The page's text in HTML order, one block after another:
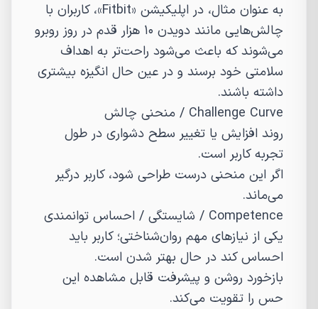
به عنوان مثال، در اپلیکیشن «Fitbit»، کاربران با
چالش‌هایی مانند دویدن ۱۰ هزار قدم در روز روبرو
می‌شوند که باعث می‌شود راحت‌تر به اهداف
سلامتی خود برسند و در عین حال انگیزه بیشتری
داشته باشند.
Challenge Curve
/ منحنی چالش
روند افزایش یا تغییر سطح دشواری در طول
تجربه کاربر است.
اگر این منحنی درست طراحی شود، کاربر درگیر
می‌ماند.
Competence
/ شایستگی / احساس توانمندی
یکی از نیازهای مهم روان‌شناختی؛ کاربر باید
احساس کند در حال بهتر شدن است.
بازخورد روشن و پیشرفت قابل مشاهده این
حس را تقویت می‌کند.